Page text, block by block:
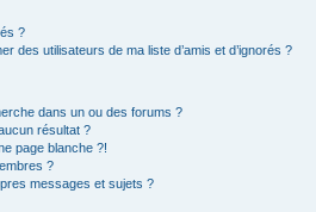
?
des utilisateurs de ma liste d’amis et d’ignorés ?
dans un ou des forums ?
résultat ?
page blanche ?!
?
messages et sujets ?